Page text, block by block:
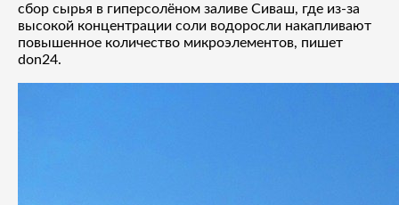
сбор сырья в гиперсолёном заливе Сиваш, где из-за
высокой концентрации соли водоросли накапливают
повышенное количество микроэлементов, пишет
don24.